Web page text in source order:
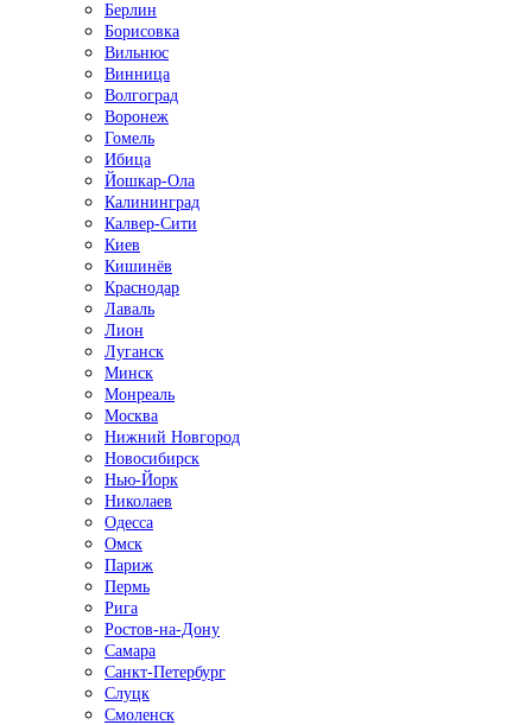
Берлин
Борисовка
Вильнюс
Винница
Волгоград
Воронеж
Гомель
Ибица
Йошкар-Ола
Калининград
Калвер-Сити
Киев
Кишинёв
Краснодар
Лаваль
Лион
Луганск
Минск
Монреаль
Москва
Нижний Новгород
Новосибирск
Нью-Йорк
Николаев
Одесса
Омск
Париж
Пермь
Рига
Ростов-на-Дону
Самара
Санкт-Петербург
Слуцк
Смоленск